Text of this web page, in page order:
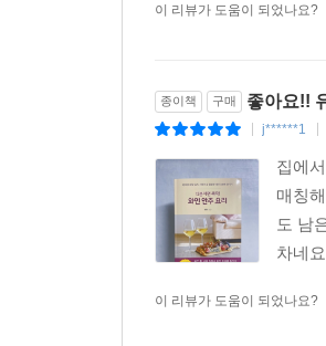
이 리뷰가 도움이 되었나요?
종이책 구매 좋아요!!
j******1
집에
매칭
도 남
차네
이 리뷰가 도움이 되었나요?